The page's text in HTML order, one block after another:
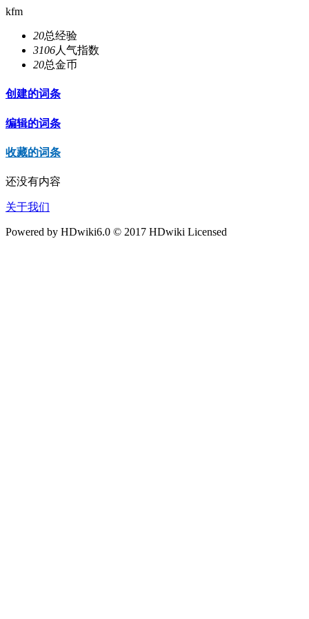
kfm
20总经验
3106人气指数
20总金币
创建的词条
编辑的词条
收藏的词条
还没有内容
关于我们
Powered by HDwiki6.0 © 2017 HDwiki Licensed